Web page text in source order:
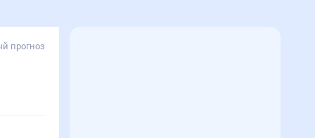
прогноз